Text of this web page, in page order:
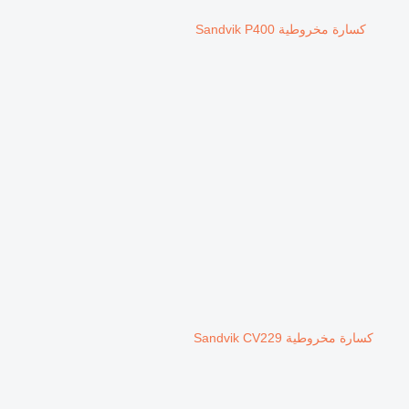
كسارة مخروطية Sandvik P400
كسارة مخروطية Sandvik CV229